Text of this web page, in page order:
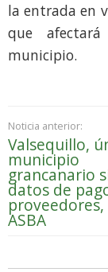
la entrada en
que
municipio.
Noticia anterior:
Valsequillo,
municipio
grancanario
datos de
proveedores,
ASBA